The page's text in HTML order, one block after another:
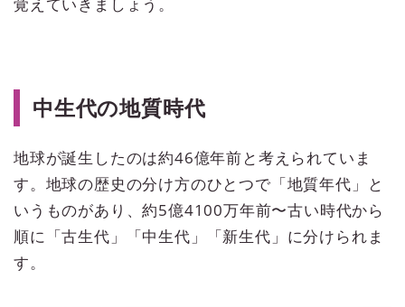
中生代の地質時代
地球が誕生したのは約46億年前と考えられていま
す。地球の歴史の分け方のひとつで「地質年代」と
いうものがあり、約5億4100万年前〜古い時代から
順に「古生代」「中生代」「新生代」に分けられま
す。